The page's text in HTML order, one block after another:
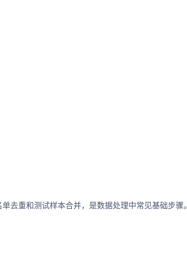
去重和测试样本合并，是数据处理中常见基础步骤。